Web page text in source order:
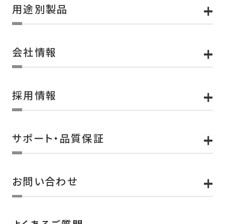
用途別製品
会社情報
採用情報
サポート・品質保証
お問い合わせ